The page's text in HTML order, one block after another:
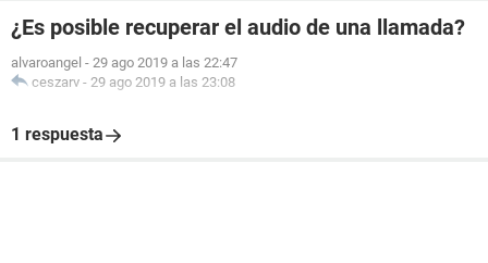
¿Es posible recuperar el audio de una llamada?
alvaroangel - 29 ago 2019 a las 22:47
ceszarv - 29 ago 2019 a las 23:08
1 respuesta